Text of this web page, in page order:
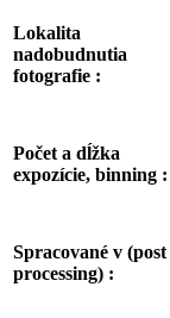
Lokalita
nadobudnutia
fotografie :
Počet a dĺžka
expozície, binning :
Spracované v (post
processing) :